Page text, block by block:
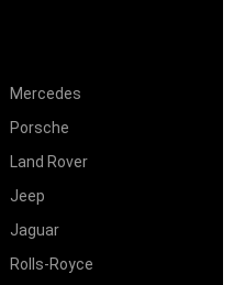
Mercedes
Porsche
Land Rover
Jeep
Jaguar
Rolls-Royce